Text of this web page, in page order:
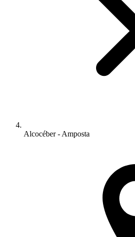
Alcocéber - Amposta